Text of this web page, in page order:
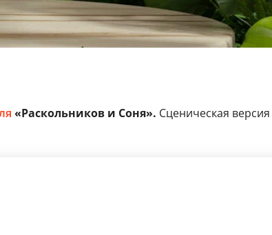
«Раскольников и Соня». Сценическая версия